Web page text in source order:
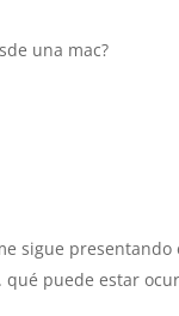
una mac?
sigue presentando
puede estar